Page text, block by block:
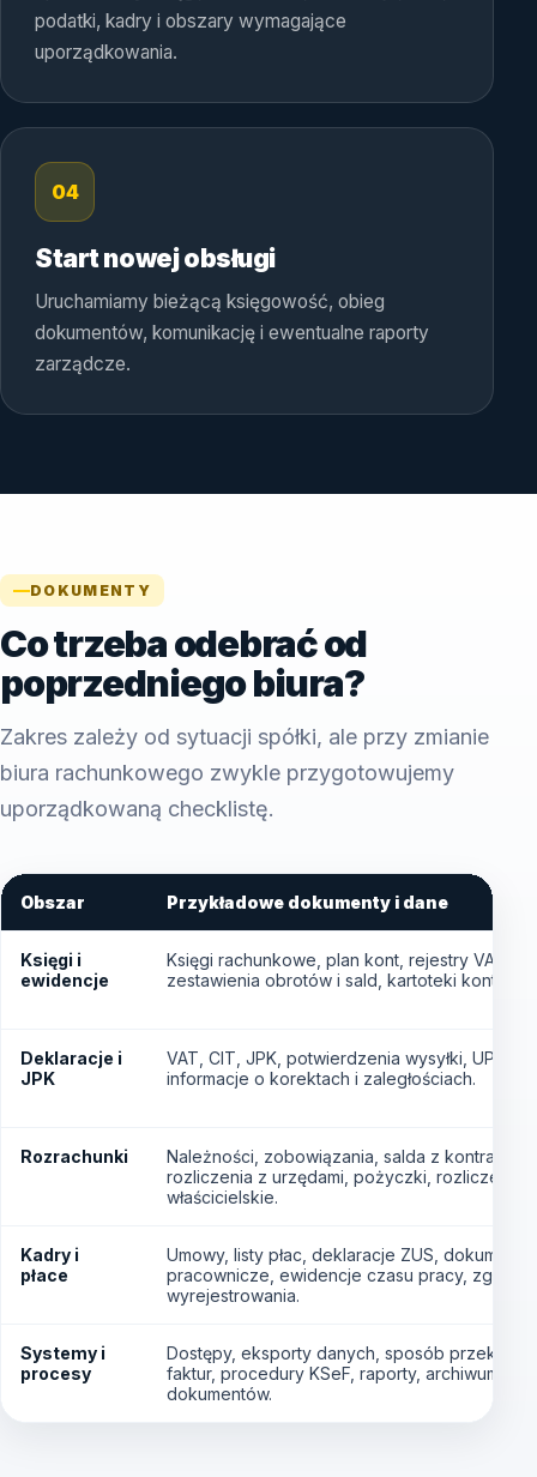
podatki, kadry i obszary wymagające
uporządkowania.
04
Start nowej obsługi
Uruchamiamy bieżącą księgowość, obieg
dokumentów, komunikację i ewentualne raporty
zarządcze.
DOKUMENTY
Co trzeba odebrać od
poprzedniego biura?
Zakres zależy od sytuacji spółki, ale przy zmianie
biura rachunkowego zwykle przygotowujemy
uporządkowaną checklistę.
Obszar Przykładowe dokumenty i dane
Księgi i
ewidencje
Księgi rachunkowe, plan kont, rejestry VAT,
zestawienia obrotów i sald, kartoteki
Deklaracje i
JPK
VAT, CIT, JPK, potwierdzenia wysyłki, UPO,
informacje o korektach i zaległościach.
Rozrachunki
Należności, zobowiązania, salda z
rozliczenia z urzędami, pożyczki, rozliczenia
właścicielskie.
Kadry i
płace
Umowy, listy płac, deklaracje ZUS, dokumenty
pracownicze, ewidencje czasu pracy,
wyrejestrowania.
Systemy i
procesy
Dostępy, eksporty danych, sposób
faktur, procedury KSeF, raporty, archiwum
dokumentów.